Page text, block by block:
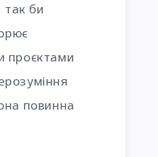
так би
проєктами
повинна